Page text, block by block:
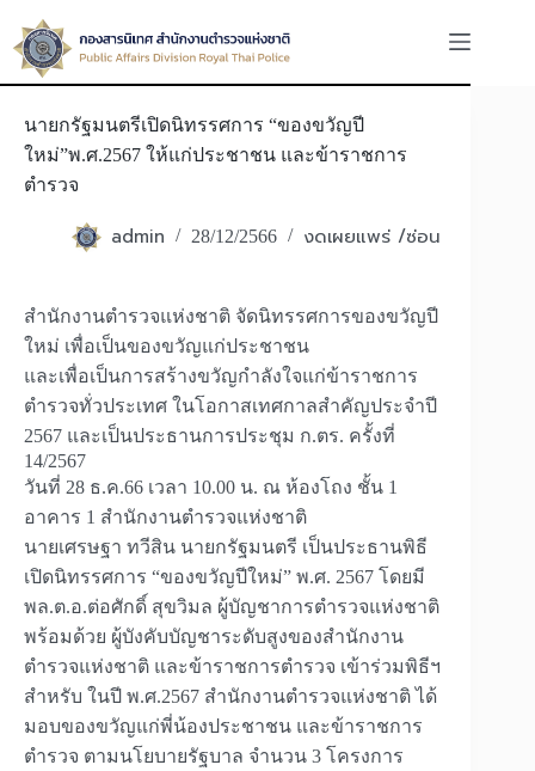
to
content
นายกรัฐมนตรีเปิดนิทรรศการ “ของขวัญปี
ใหม่”พ.ศ.2567 ให้แก่ประชาชน และข้าราชการ
ตำรวจ
admin 28/12/2566 งดเผยแพร่ /ซ่อน
สำนักงานตำรวจแห่งชาติ จัดนิทรรศการของขวัญปี
ใหม่ เพื่อเป็นของขวัญแก่ประชาชน
และเพื่อเป็นการสร้างขวัญกำลังใจแก่ข้าราชการ
ตำรวจทั่วประเทศ ในโอกาสเทศกาลสำคัญประจำปี
2567 และเป็นประธานการประชุม ก.ตร. ครั้งที่
14/2567
วันที่ 28 ธ.ค.66 เวลา 10.00 น. ณ ห้องโถง ชั้น 1
อาคาร 1 สำนักงานตำรวจแห่งชาติ
นายเศรษฐา ทวีสิน นายกรัฐมนตรี เป็นประธานพิธี
เปิดนิทรรศการ “ของขวัญปีใหม่” พ.ศ. 2567 โดยมี
พล.ต.อ.ต่อศักดิ์ สุขวิมล ผู้บัญชาการตำรวจแห่งชาติ
พร้อมด้วย ผู้บังคับบัญชาระดับสูงของสำนักงาน
ตำรวจแห่งชาติ และข้าราชการตำรวจ เข้าร่วมพิธีฯ
สำหรับ ในปี พ.ศ.2567 สำนักงานตำรวจแห่งชาติ ได้
มอบของขวัญแก่พี่น้องประชาชน และข้าราชการ
ตำรวจ ตามนโยบายรัฐบาล จำนวน 3 โครงการ